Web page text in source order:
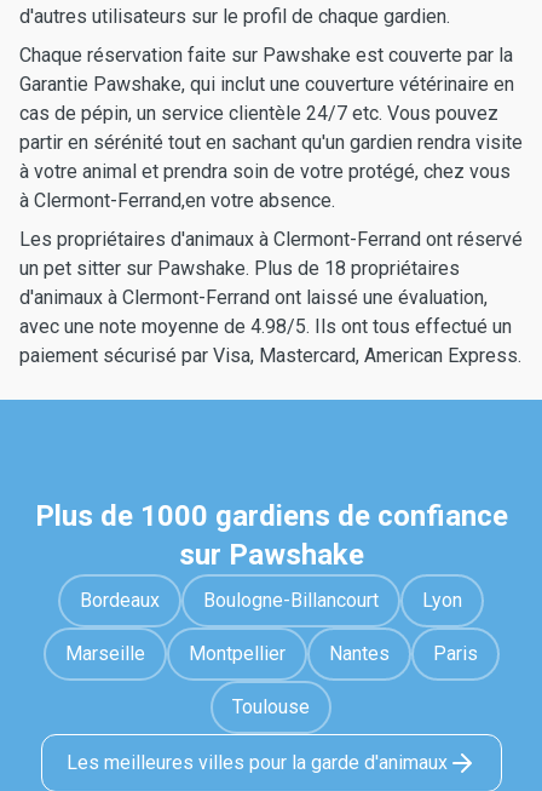
d'autres utilisateurs sur le profil de chaque gardien.
Chaque réservation faite sur Pawshake est couverte par la
Garantie Pawshake, qui inclut une couverture vétérinaire en
cas de pépin, un service clientèle 24/7 etc. Vous pouvez
partir en sérénité tout en sachant qu'un gardien rendra visite
à votre animal et prendra soin de votre protégé, chez vous
à Clermont-Ferrand,en votre absence.
Les propriétaires d'animaux à Clermont-Ferrand ont réservé
un pet sitter sur Pawshake. Plus de 18 propriétaires
d'animaux à Clermont-Ferrand ont laissé une évaluation,
avec une note moyenne de 4.98/5. Ils ont tous effectué un
paiement sécurisé par Visa, Mastercard, American Express.
Plus de 1000 gardiens de confiance
sur Pawshake
Bordeaux Boulogne-Billancourt Lyon
Marseille Montpellier Nantes Paris
Toulouse
Les meilleures villes pour la garde d'animaux